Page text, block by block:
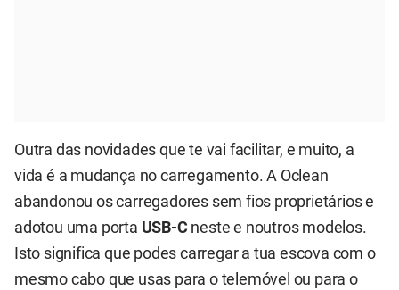
Outra das novidades que te vai facilitar, e muito, a
vida é a mudança no carregamento. A Oclean
abandonou os carregadores sem fios proprietários e
adotou uma porta USB-C neste e noutros modelos.
Isto significa que podes carregar a tua escova com o
mesmo cabo que usas para o telemóvel ou para o